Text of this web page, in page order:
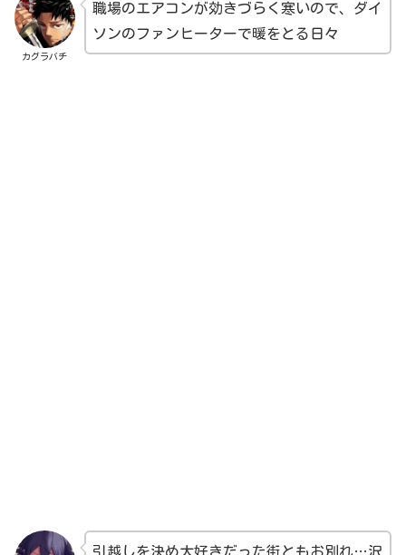
カグラバチ
職場のエアコンが効きづらく寒いので、ダイ
ソンのファンヒーターで暖をとる日々
引越しを決め大好きだった街ともお別れ…沢